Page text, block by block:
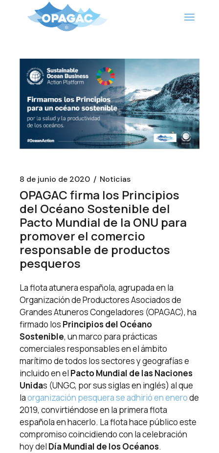
contenido
8 de junio de 2020 Noticias
OPAGAC firma los Principios
del Océano Sostenible del
Pacto Mundial de la ONU para
promover el comercio
responsable de productos
pesqueros
La flota atunera española, agrupada en la
Organización de Productores Asociados de
Grandes Atuneros Congeladores (OPAGAC), ha
firmado los Principios del Océano
Sostenible, un marco para prácticas
comerciales responsables en el ámbito
marítimo de todos los sectores y geografías e
incluido en el Pacto Mundial de las Naciones
Unidas (UNGC, por sus siglas en inglés) al que
laorganización pesquera se adhirió en enerode
2019, convirtiéndose en la primera flota
española en hacerlo. La flota hace público este
compromiso coincidiendo con la celebración
hoy del Día Mundial de los Océanos.